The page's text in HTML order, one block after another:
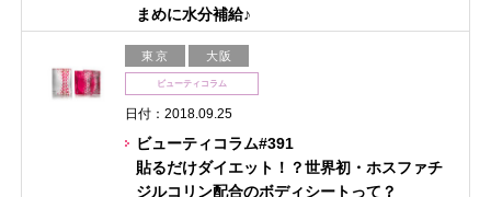
まめに水分補給♪
東京 大阪
ビューティコラム
日付：2018.09.25
ビューティコラム#391
貼るだけダイエット！？世界初・ホスファチ
ジルコリン配合のボディシートって？